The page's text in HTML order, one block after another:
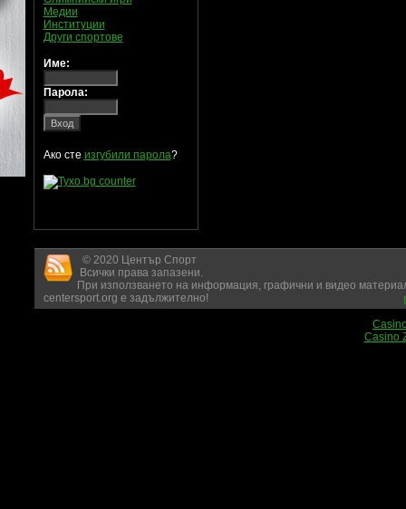
Медии
Институции
Други спортове
Име:
Парола:
Ако сте изгубили парола?
© 2020 Център Спорт
Всички права запазени.
При използването на информация, графични и видео
centersport.org е задължително!
Casino